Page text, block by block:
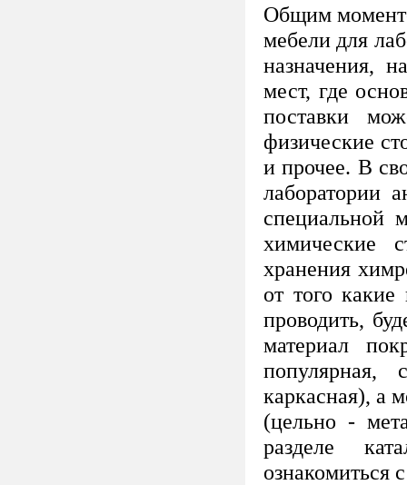
Общим
мебели для
назначения,
мест, где
поставки
физические
и прочее. В
лаборатории
специальной
химические
хранения
от того
проводить,
материал
популярная,
каркасная), а
(цельно -
разделе
ознакомиться